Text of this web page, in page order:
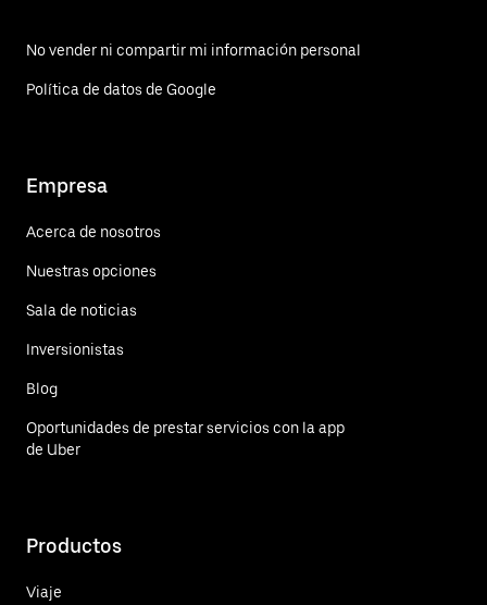
No vender ni compartir mi información personal
Política de datos de Google
Empresa
Acerca de nosotros
Nuestras opciones
Sala de noticias
Inversionistas
Blog
Oportunidades de prestar servicios con la app
de Uber
Productos
Viaje